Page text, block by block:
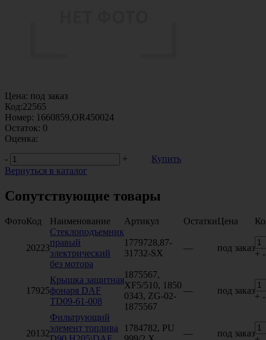
Цена: под заказ
Код:22565
Номер: 1660859,OR450024
Остаток: 0
Оценка:
-
+
Купить
Вернуться в каталог
Сопутствующие товары
ФотоКод Наименование Артикул ОстаткиЦена
20223
Стеклоподъемник
правый
электрический
без мотора
1779728,87-
31732-SX
— под заказ
+ -
17925
Крышка защитная
фонаря DAF
TD09-61-008
1875567,
XF5/510, 1850
0343, ZG-02-
1875567
— под заказ
+ -
20132
Фильтрующий
элемент топлива
1784782, PU
— под заказ